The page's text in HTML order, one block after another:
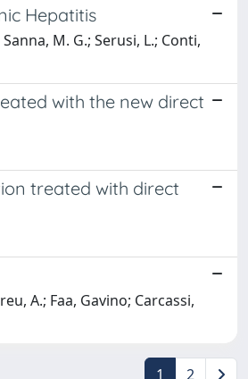
Hepatitis
M. G.; Serusi, L.; Conti,
with the new direct
treated with direct
A.; Faa, Gavino; Carcassi,
1 2